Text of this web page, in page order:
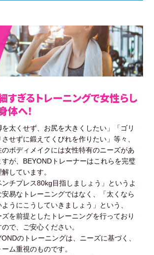
すぎるトレーニングで女性らし
体へ！
を太くせず、お尻を大きくしたい」「ゴリ
させずに鍛えてくびれを作りたい」等々、
のボディメイクには女性特有のニーズがあ
すが、BEYONDトレーナーはこれらを完璧
解しています。
ンチプレス80kg目指しましょう」というよ
安易なトレーニングではなく、「太くなら
ようにこうしていきましょう」という、
ズを前提としたトレーニングを行っており
ので、ご安心ください。
のトレーニングは、ニーズに基づく、
ーム重視のものです。